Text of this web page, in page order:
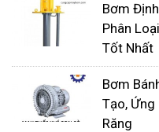
Bơm
Phân
Tốt Nhất
Bơm
Tạo, Ứng
Răng